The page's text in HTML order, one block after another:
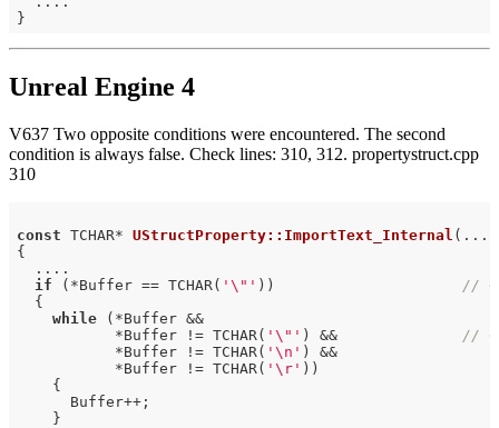
Unreal Engine 4
V637 Two opposite conditions were encountered. The second
condition is always false. Check lines: 310, 312. propertystruct.cpp
310
const TCHAR* UStructProperty::ImportText_Internal
{
  ....
if (*Buffer == TCHAR( '\"' ))
//
  {
while (*Buffer &&
           *Buffer != TCHAR(
'\"' ) &&
//
           *Buffer != TCHAR(
'\n' ) &&
           *Buffer != TCHAR(
'\r' ))
    {
      Buffer++;
    }